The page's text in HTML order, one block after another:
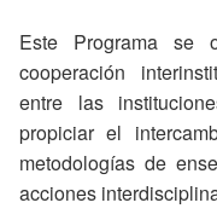
Este Programa se
cooperación
entre las
propiciar el
metodologías de
acciones